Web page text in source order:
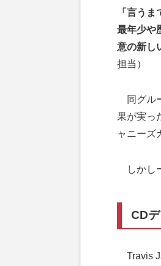
「言う
最年少や
意の新し
担当）
同グル
果が実っ
ャニーズ
しかし
CD
Travis